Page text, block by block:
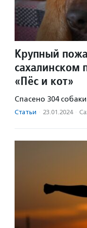
Крупный
сахалинском
«Пёс и кот»
Спасено 304
Статьи · 23.01.2024 ·